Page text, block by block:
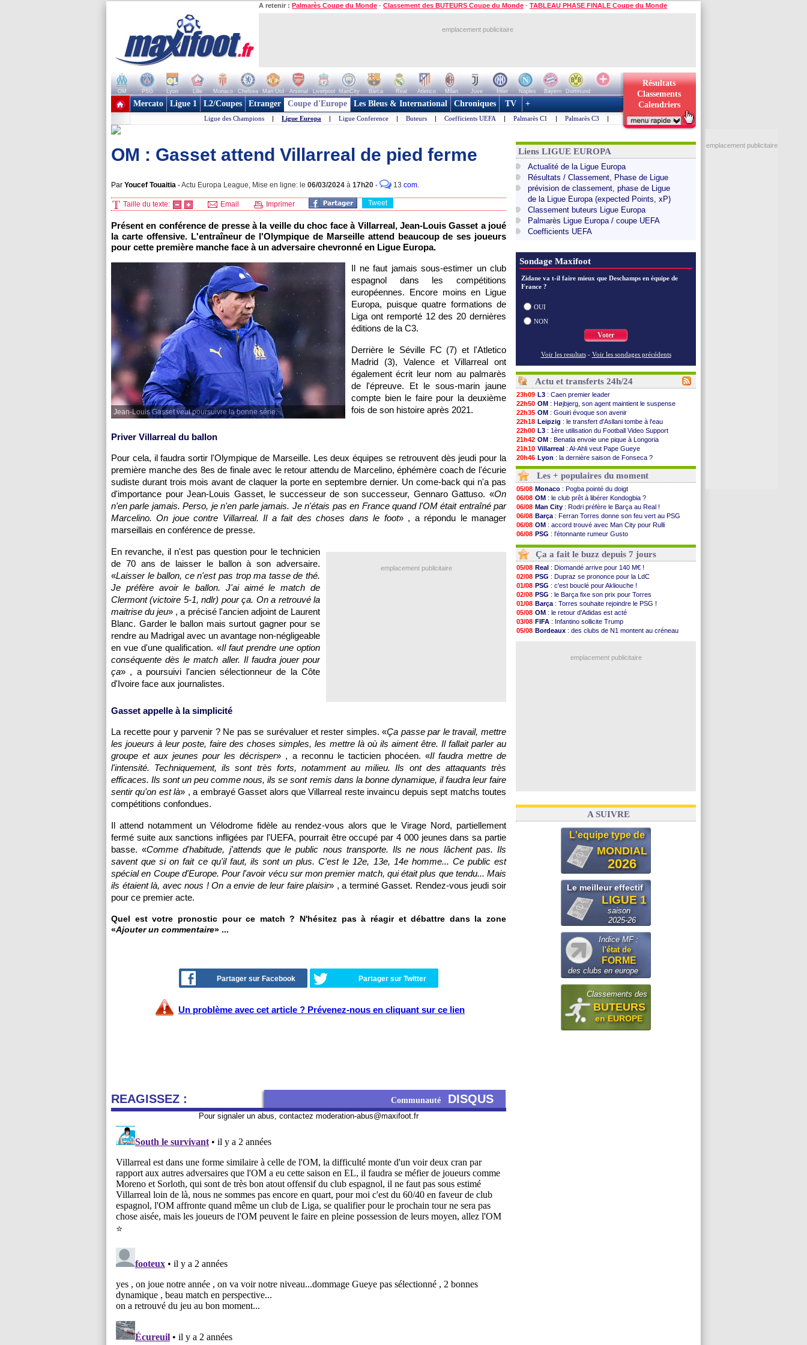
A retenir : Palmarès Coupe du Monde - Classement des BUTEURS Coupe du Monde - TABLEAU PHASE FINALE Coupe du Monde
emplacement publicitaire
OM PSG Lyon Lille Monaco Chelsea Man Utd Arsenal Liverpool ManCity Barca Real Atletico Milan Juve Inter Naples Bayern
Dortmund
+ de clubs
Résultats
Classements
Calendriers
Mercato Ligue 1 L2/Coupes Etranger Coupe d'Europe Les Bleus & International Chroniques TV +
Ligue des Champions | Ligue Europa | Ligue Conference | Buteurs | Coefficients UEFA | Palmarès C1 | Palmarès C3 |
OM : Gasset attend Villarreal de pied ferme
Par Youcef Touaitia -Actu Europa League, Mise en ligne: le 06/03/2024 à 17h20 - 13 com.
Taille du texte: Email Imprimer Tweet
Présent en conférence de presse à la veille du choc face à Villarreal, Jean-Louis Gasset a joué
la carte offensive. L'entraîneur de l'Olympique de Marseille attend beaucoup de ses joueurs
pour cette première manche face à un adversaire chevronné en Ligue Europa.
Jean-Louis Gasset veut poursuivre la bonne série.
Il ne faut jamais sous-estimer un club
espagnol dans les compétitions
européennes. Encore moins en Ligue
Europa, puisque quatre formations de
Liga ont remporté 12 des 20 dernières
éditions de la C3.
Derrière le Séville FC (7) et l'Atletico
Madrid (3), Valence et Villarreal ont
également écrit leur nom au palmarès
de l'épreuve. Et le sous-marin jaune
compte bien le faire pour la deuxième
fois de son histoire après 2021.
Priver Villarreal du ballon
Pour cela, il faudra sortir l'Olympique de Marseille. Les deux équipes se retrouvent dès jeudi pour la
première manche des 8es de finale avec le retour attendu de Marcelino, éphémère coach de l'écurie
sudiste durant trois mois avant de claquer la porte en septembre dernier. Un come-back qui n'a pas
d'importance pour Jean-Louis Gasset, le successeur de son successeur, Gennaro Gattuso. «On
n'en parle jamais. Perso, je n'en parle jamais. Je n'étais pas en France quand l'OM était entraîné par
Marcelino. On joue contre Villarreal. Il a fait des choses dans le foot» , a répondu le manager
marseillais en conférence de presse.
emplacement publicitaire
En revanche, il n'est pas question pour le technicien
de 70 ans de laisser le ballon à son adversaire.
«Laisser le ballon, ce n'est pas trop ma tasse de thé.
Je préfère avoir le ballon. J'ai aimé le match de
Clermont (victoire 5-1, ndlr) pour ça. On a retrouvé la
maitrise du jeu» , a précisé l'ancien adjoint de Laurent
Blanc. Garder le ballon mais surtout gagner pour se
rendre au Madrigal avec un avantage non-négligeable
en vue d'une qualification. «Il faut prendre une option
conséquente dès le match aller. Il faudra jouer pour
ça» , a poursuivi l'ancien sélectionneur de la Côte
d'Ivoire face aux journalistes.
Gasset appelle à la simplicité
La recette pour y parvenir ? Ne pas se surévaluer et rester simples. «Ça passe par le travail, mettre
les joueurs à leur poste, faire des choses simples, les mettre là où ils aiment être. Il fallait parler au
groupe et aux jeunes pour les décrisper» , a reconnu le tacticien phocéen. «Il faudra mettre de
l'intensité. Techniquement, ils sont très forts, notamment au milieu. Ils ont des attaquants très
efficaces. Ils sont un peu comme nous, ils se sont remis dans la bonne dynamique, il faudra leur faire
sentir qu'on est là» , a embrayé Gasset alors que Villarreal reste invaincu depuis sept matchs toutes
compétitions confondues.
Il attend notamment un Vélodrome fidèle au rendez-vous alors que le Virage Nord, partiellement
fermé suite aux sanctions infligées par l'UEFA, pourrait être occupé par 4 000 jeunes dans sa partie
basse. «Comme d'habitude, j'attends que le public nous transporte. Ils ne nous lâchent pas. Ils
savent que si on fait ce qu'il faut, ils sont un plus. C'est le 12e, 13e, 14e homme... Ce public est
spécial en Coupe d'Europe. Pour l'avoir vécu sur mon premier match, qui était plus que tendu... Mais
ils étaient là, avec nous ! On a envie de leur faire plaisir» , a terminé Gasset. Rendez-vous jeudi soir
pour ce premier acte.
Quel est votre pronostic pour ce match ? N'hésitez pas à réagir et débattre dans la zone
«Ajouter un commentaire» ...
Partager sur Facebook Partager sur Twitter
Un problème avec cet article ? Prévenez-nous en cliquant sur ce lien
REAGISSEZ : Communauté DISQUS
Pour signaler un abus, contactez moderation-abus@maxifoot.fr
Liens LIGUE EUROPA
Actualité de la Ligue Europa
Résultats / Classement, Phase de Ligue
prévision de classement, phase de Ligue
de la Ligue Europa (expected Points, xP)
Classement buteurs Ligue Europa
Palmarès Ligue Europa / coupe UEFA
Coefficients UEFA
Sondage Maxifoot
Zidane va t-il faire mieux que Deschamps en équipe de
France ?
OUI
NON
Voter
Voir les resultats - Voir les sondages précédents
Actu et transferts 24h/24
23h09 L3 : Caen premier leader
22h50 OM : Højbjerg, son agent maintient le suspense
22h35 OM : Gouiri évoque son avenir
22h18 Leipzig : le transfert d'Asllani tombe à l'eau
22h00 L3 : 1ère utilisation du Football Video Support
21h42 OM : Benatia envoie une pique à Longoria
21h10 Villarreal : Al-Ahli veut Pape Gueye
20h46 Lyon : la dernière saison de Fonseca ?
20h30 OM: un nouveau prétendant pour Højbjerg
20h01
Brest: un gardien norvégien en approche ?
19h18 OM: McCourt a versé 120 M€ en 2026
19h09
PSG: 4 retours dans le groupe face à Man Utd ...
18h48
Nice: Kevin Carlos va partir en Italie
18h37
L1: prison avec sursis requis contre un arbitre
18h29
Leganés: c'est signé pour Luca Zidane (off.)
17h58
Atletico: Ruggeri en route pour Aston Villa
17h46
Monaco: Filipe Luis soutient Biereth
17h32 Lyon: Mangala prêté à Getafe (officiel)
17h16
PSG: Nsoki va signer en Croatie
16h59
Arsenal: Naples vise Gabriel Jesus
16h37
Real : Mastantuono prêté à la Fiorentina (off.)
16h33
Man City: accord avec le Barça pour Rodri ?
16h27
Rennes: Haise a prolongé (officiel)
16h22
Palace: Tomiyasu a convaincu (officiel)
Voir les brèves précédentes
Les + populaires du moment
05/08 Monaco : Pogba pointé du doigt
06/08 OM : le club prêt à libérer Kondogbia ?
06/08 Man City : Rodri préfère le Barça au Real !
06/08 Barça : Ferran Torres donne son feu vert au PSG
06/08 OM : accord trouvé avec Man City pour Rulli
06/08 PSG : l'étonnante rumeur Gusto
06/08
Ouganda: Owori battu à mort à Kampala
Ça a fait le buzz depuis 7 jours
05/08 Real : Diomandé arrive pour 140 M€ !
02/08 PSG : Dupraz se prononce pour la LdC
01/08 PSG : c'est bouclé pour Akliouche !
02/08 PSG : le Barça fixe son prix pour Torres
01/08 Barça : Torres souhaite rejoindre le PSG !
05/08 OM : le retour d'Adidas est acté
03/08 FIFA : Infantino sollicite Trump
05/08 Bordeaux : des clubs de N1 montent au créneau
emplacement publicitaire
A SUIVRE
L'equipe type de
MONDIAL
2026
Le meilleur effectif
LIGUE 1
saison
2025-26
Indice MF :
l'état de
FORME
des clubs en europe
Classements des
BUTEURS
en EUROPE
emplacement publicitaire